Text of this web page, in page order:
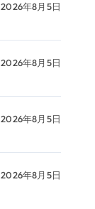
2026年8月5日
2026年8月5日
2026年8月5日
2026年8月5日